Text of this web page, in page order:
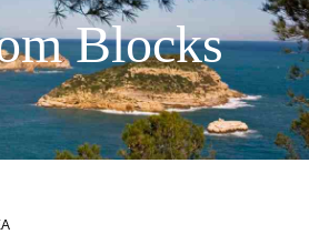
Blocks